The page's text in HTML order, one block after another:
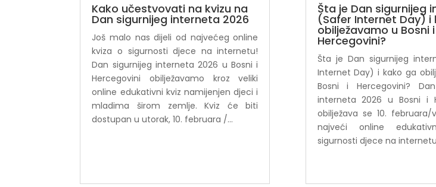
Kako učestvovati na kvizu na
Dan sigurnijeg interneta 2026
Još malo nas dijeli od najvećeg online
kviza o sigurnosti djece na internetu!
Dan sigurnijeg interneta 2026 u Bosni i
Hercegovini obilježavamo kroz veliki
online edukativni kviz namijenjen djeci i
mladima širom zemlje. Kviz će biti
dostupan u utorak, 10. februara /...
Šta je Dan sigurnijeg
(Safer Internet Day) i
obilježavamo u Bosni i
Hercegovini?
Šta je Dan sigurnijeg
Internet Day) i kako ga
Bosni i Hercegovini?
interneta 2026 u Bosni i
obilježava se 10. februara/
najveći online
sigurnosti djece na